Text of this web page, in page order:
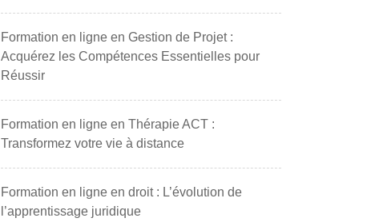
Formation en ligne en Gestion de Projet :
Acquérez les Compétences Essentielles pour
Réussir
Formation en ligne en Thérapie ACT :
Transformez votre vie à distance
Formation en ligne en droit : L’évolution de
l’apprentissage juridique